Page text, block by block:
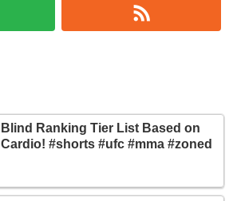
Blind Ranking Tier List Based on
Cardio! #shorts #ufc #mma #zoned